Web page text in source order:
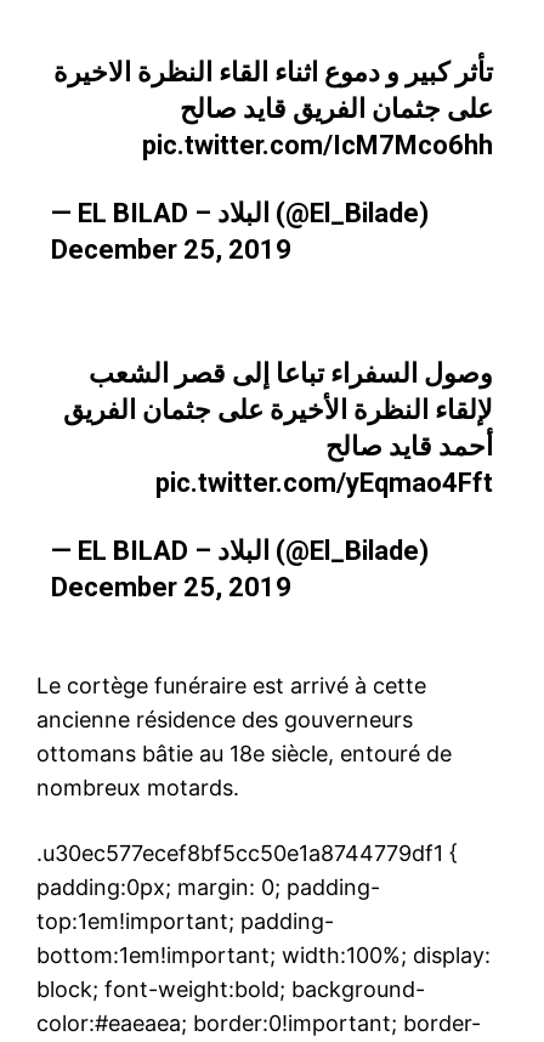
تأثر كبير و دموع اثناء القاء النظرة الاخيرة
على جثمان الفريق قايد صالح
pic.twitter.com/IcM7Mco6hh
— EL BILAD – البلاد (@El_Bilade)
December 25, 2019
وصول السفراء تباعا إلى قصر الشعب
لإلقاء النظرة الأخيرة على جثمان الفريق
أحمد قايد صالح
pic.twitter.com/yEqmao4Fft
— EL BILAD – البلاد (@El_Bilade)
December 25, 2019
Le cortège funéraire est arrivé à cette
ancienne résidence des gouverneurs
ottomans bâtie au 18e siècle, entouré de
nombreux motards.
.u30ec577ecef8bf5cc50e1a8744779df1 {
padding:0px; margin: 0; padding-
top:1em!important; padding-
bottom:1em!important; width:100%; display:
block; font-weight:bold; background-
color:#eaeaea; border:0!important; border-